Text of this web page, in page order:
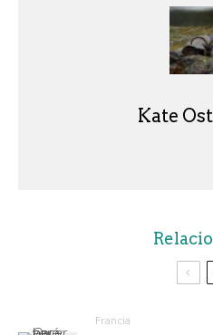
Kate
Francia